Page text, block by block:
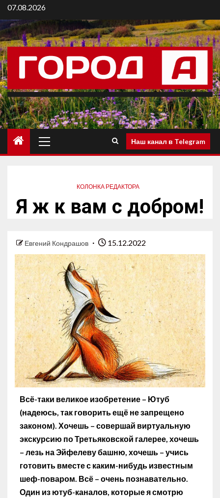
07.08.2026
Наш канал в Telegram
КОЛОНКА РЕДАКТОРА
Я ж к вам с добром!
Евгений Кондрашов 15.12.2022
Всё-таки великое изобретение – Ютуб
(надеюсь, так говорить ещё не запрещено
законом). Хочешь – совершай виртуальную
экскурсию по Третьяковской галерее, хочешь
– лезь на Эйфелеву башню, хочешь – учись
готовить вместе с каким-нибудь известным
шеф-поваром. Всё – очень познавательно.
Один из ютуб-каналов, которые я смотрю